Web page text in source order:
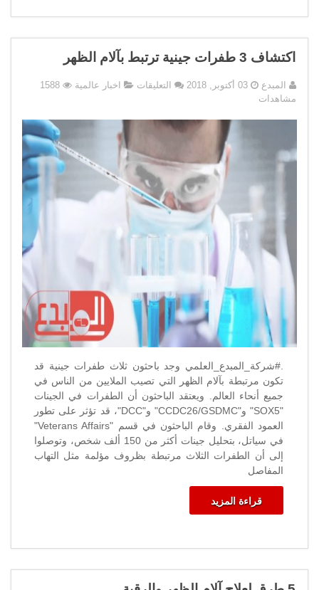
اكتشاف 3 طفرات جينية ترتبط بآلام الظهر
المبدع 03 أكتوبر, 2018 التعليقات على
طفرات
جينية
ترتبط
بآلام
الظهر
مغلقة
اخبار عالمية
1588
مشاهدات
.#شركة_المبدع_العلمي وجد باحثون ثلاث طفرات جينية قد
تكون مرتبطة بآلام الظهر التي تصيب الملايين من الناس في
جميع أنحاء العالم. ويعتقد الباحثون أن الطفرات في الجينات
"SOX5" و"CCDC26/GSDMC" و"DCC"، قد تؤثر على تطور
العمود الفقري. وقام الباحثون في قسم "Veterans Affairs"
في سياتل، بتحليل جينات أكثر من 150 ألف شخص، وتوصلوا
إلى أن الطفرات الثلاث مرتبطة بظروف مؤلمة مثل التهاب
المفاصل
قراءة المزيد